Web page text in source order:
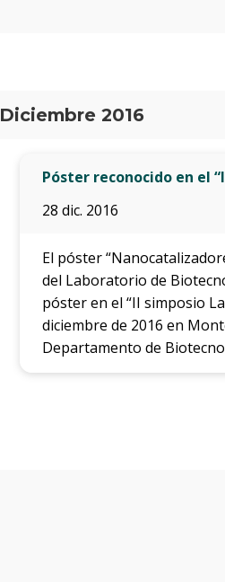
Diciembre 2016
Póster reconocido en el
28 dic. 2016
El póster
del Laboratorio de
póster en el “II simposio
diciembre de 2016 en
Departamento de